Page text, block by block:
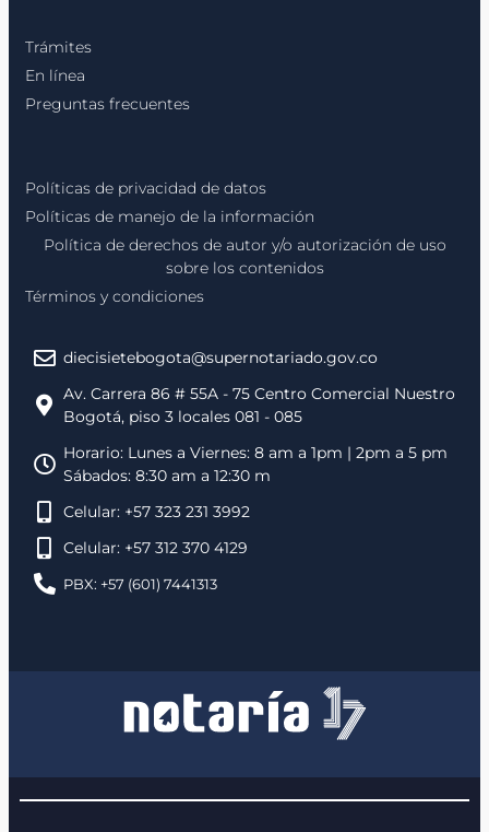
Trámites
En línea
Preguntas frecuentes
Políticas de privacidad de datos
Políticas de manejo de la información
Política de derechos de autor y/o autorización de uso
sobre los contenidos
Términos y condiciones
diecisietebogota@supernotariado.gov.co
Av. Carrera 86 # 55A - 75 Centro Comercial Nuestro
Bogotá, piso 3 locales 081 - 085
Horario: Lunes a Viernes: 8 am a 1pm | 2pm a 5 pm
Sábados: 8:30 am a 12:30 m
Celular: +57 323 231 3992
Celular: +57 312 370 4129
PBX: +57 (601) 7441313